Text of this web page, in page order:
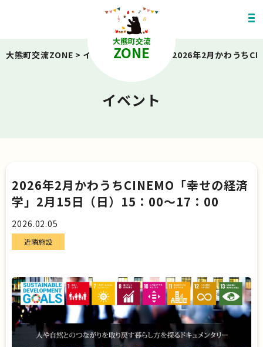
大熊町交流
ZONE
大熊町交流ZONE > イベント>近隣施設 2026年2月かわうち
イベント
2026年2月かわうちCINEMO「幸せの経済
学」2月15日（日）15：00～17：00
2026.02.05
近隣施設